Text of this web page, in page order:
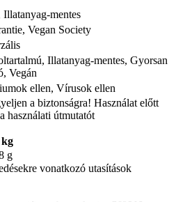
Illatanyag-mentes
Vegan Society
Illatanyag-mentes, Gyorsan
Vegán
ellen, Vírusok ellen
a biztonságra! Használat előtt
használati útmutatót
kg
g
vonatkozó utasítások